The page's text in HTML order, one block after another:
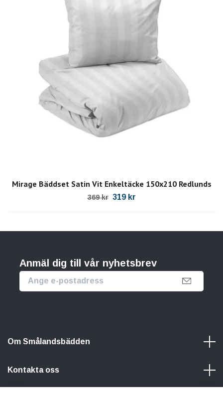
Mirage Bäddset Satin Vit Enkeltäcke 150x210 Redlunds
369 kr 319 kr
Anmäl dig till vår nyhetsbrev
Om Smålandsbädden
Kontakta oss